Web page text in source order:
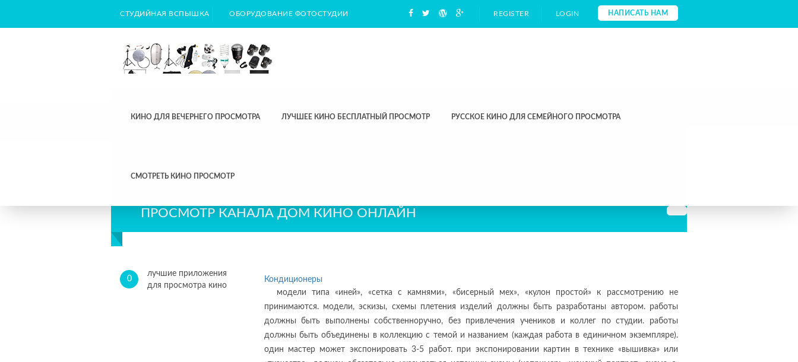
СТУДИЙНАЯ ВСПЫШКА ОБОРУДОВАНИЕ ФОТОСТУДИИ REGISTER LOGIN НАПИСАТЬ НАМ
КИНО ДЛЯ ВЕЧЕРНЕГО ПРОСМОТРА ЛУЧШЕЕ КИНО БЕСПЛАТНЫЙ ПРОСМОТР РУССКОЕ КИНО ДЛЯ СЕМЕЙНОГО ПРОСМОТРА
СМОТРЕТЬ КИНО ПРОСМОТР
ПРОСМОТР КАНАЛА ДОМ КИНО ОНЛАЙН
0
лучшие приложения
для просмотра кино
Кондиционеры
модели типа «иней», «сетка с камнями», «бисерный мех», «кулон простой» к рассмотрению не
принимаются. модели, эскизы, схемы плетения изделий должны быть разработаны автором. работы
должны быть выполнены собственноручно, без привлечения учеников и коллег по студии. работы
должны быть объединены в коллекцию с темой и названием (каждая работа в единичном экземпляре).
один мастер может экспонировать 3-5 работ. при экспонировании картин в технике «вышивка» или